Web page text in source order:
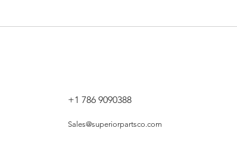
+1 786 9090388
Sales@superiorpartsco.com